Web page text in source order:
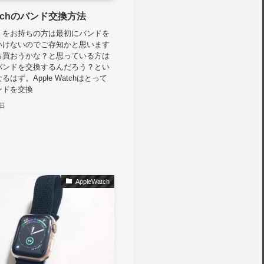
のバンド交換方法
お持ちの方は最初にバンドを
ないのでご存知かと思います
おうかな？と思っている方は
ンドを交換するんだろう？とい
はず。Apple Watchはとって
ドを交換
AppleWatch